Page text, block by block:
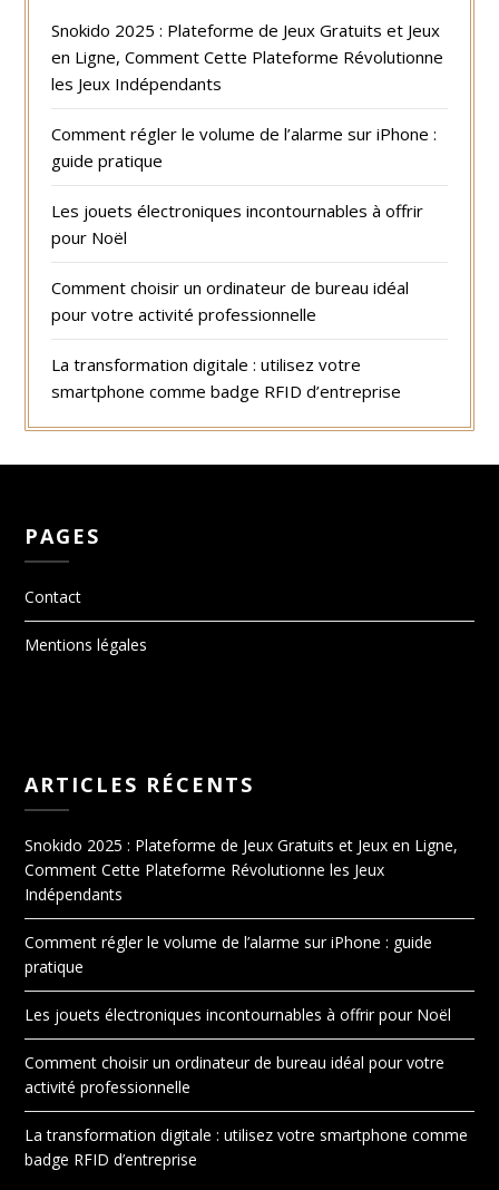
Snokido 2025 : Plateforme de Jeux Gratuits et Jeux
en Ligne, Comment Cette Plateforme Révolutionne
les Jeux Indépendants
Comment régler le volume de l’alarme sur iPhone :
guide pratique
Les jouets électroniques incontournables à offrir
pour Noël
Comment choisir un ordinateur de bureau idéal
pour votre activité professionnelle
La transformation digitale : utilisez votre
smartphone comme badge RFID d’entreprise
PAGES
Contact
Mentions légales
ARTICLES RÉCENTS
Snokido 2025 : Plateforme de Jeux Gratuits et Jeux en Ligne,
Comment Cette Plateforme Révolutionne les Jeux
Indépendants
Comment régler le volume de l’alarme sur iPhone : guide
pratique
Les jouets électroniques incontournables à offrir pour Noël
Comment choisir un ordinateur de bureau idéal pour votre
activité professionnelle
La transformation digitale : utilisez votre smartphone comme
badge RFID d’entreprise